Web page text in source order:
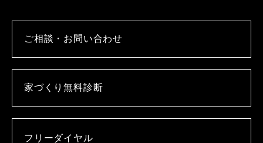
ご相談・お問い合わせ
家づくり無料診断
フリーダイヤル